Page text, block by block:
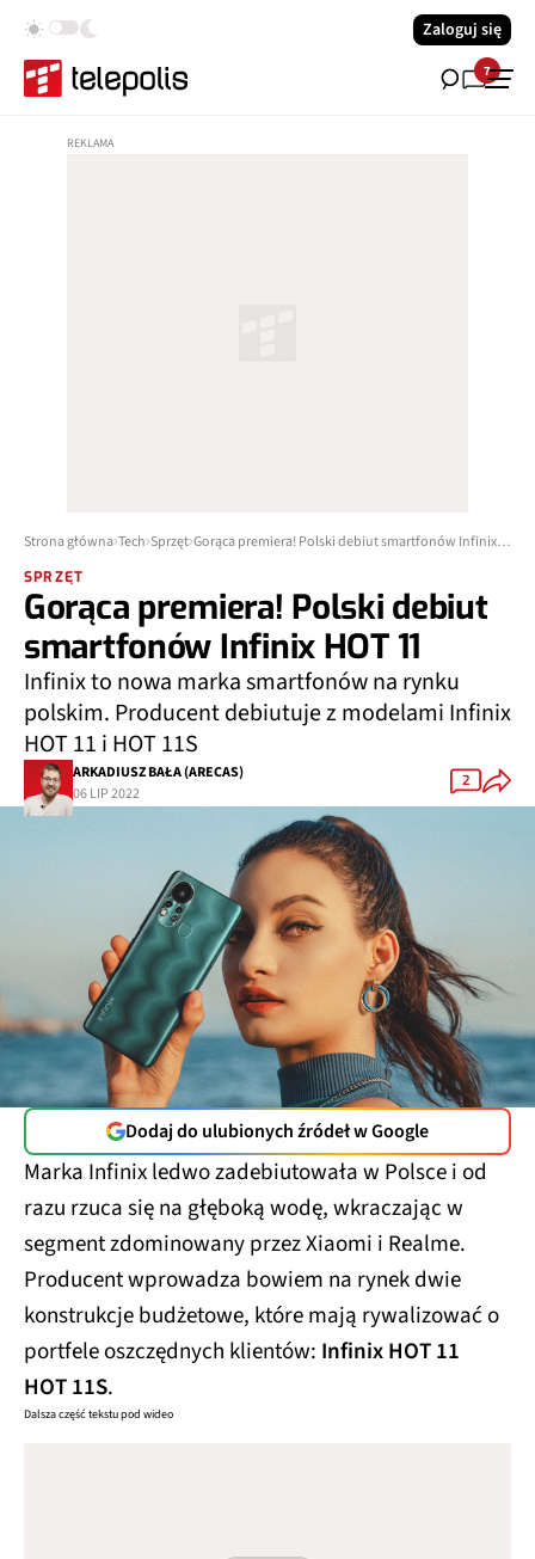
Zaloguj się
7
Strona główna Tech Sprzęt Gorąca premiera! Polski debiut smartfonów Infinix HOT 11
SPRZĘT
Gorąca premiera! Polski debiut
smartfonów Infinix HOT 11
Infinix to nowa marka smartfonów na rynku
polskim. Producent debiutuje z modelami Infinix
HOT 11 i HOT 11S
ARKADIUSZ BAŁA (ARECAS)
06 LIP 2022
2
Dodaj do ulubionych źródeł w Google
Marka Infinix ledwo zadebiutowała w Polsce i od
razu rzuca się na głęboką wodę, wkraczając w
segment zdominowany przez Xiaomi i Realme.
Producent wprowadza bowiem na rynek dwie
konstrukcje budżetowe, które mają rywalizować o
portfele oszczędnych klientów: Infinix HOT 11
HOT 11S.
Dalsza część tekstu pod wideo